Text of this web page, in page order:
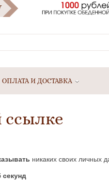
ОПЛАТА И ДОСТАВКА
ссылке
никаких своих личных
секунд